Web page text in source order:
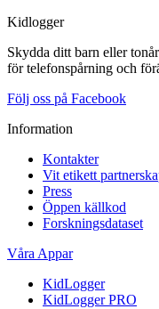
Kidlogger
Skydda ditt barn eller
för telefonspårning och
Följ oss på Facebook
Information
Kontakter
Vit etikett
Press
Öppen källkod
Forskningsdataset
Våra Appar
KidLogger
KidLogger PRO